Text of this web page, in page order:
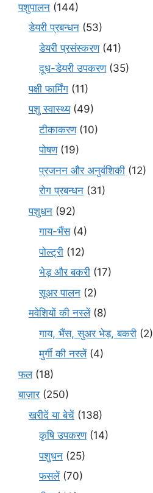
पशुपालन (144)
डेयरी प्रबन्धन (53)
डेयरी प्रसंस्करण(41)
दूध-डेयरी उपकरण(35)
पक्षी फार्मिंग (11)
पशु स्वास्थ्य(49)
टीकाकरण(10)
पोषण(19)
प्रजनन और अनुवंशिकी (12)
रोग प्रबन्धन (31)
पशुधन (92)
गाय-भैंस(4)
पोल्ट्री (12)
भेड़ और बकरी (17)
सूअर पालन (2)
मवेशियों की नस्लें(8)
गाय, भैंस, सुअर भेड़, बकरी (2)
मुर्गी की नस्लें(4)
फल(18)
बाज़ार(250)
खरीदें या बेचें (138)
कृषि उपकरण(14)
पशुधन (25)
फसलें(70)